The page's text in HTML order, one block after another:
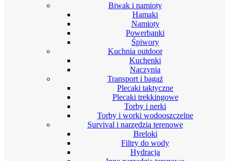
Biwak i namioty
Hamaki
Namioty
Powerbanki
Śpiwory
Kuchnia outdoor
Kuchenki
Naczynia
Transport i bagaż
Plecaki taktyczne
Plecaki trekkingowe
Torby i nerki
Torby i worki wodooszczelne
Survival i narzędzia terenowe
Breloki
Filtry do wody
Hydracja